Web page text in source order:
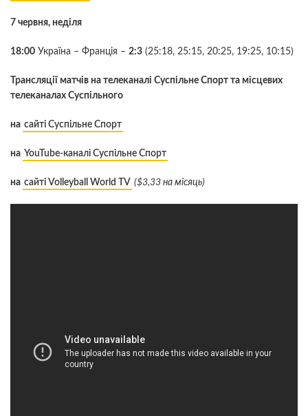
7 червня, неділя
18:00 Україна – Франція – 2:3 (25:1 8, 25:15, 20:25, 19:25, 10:15)
Трансляції матчів на телеканалі Суспільне Спорт та місцевих
телеканалах Суспільного
на сайті Суспільне Спорт
на YouTube-каналі Суспільне Спорт
на сайті Volleyball World TV ($3,33 на місяць)